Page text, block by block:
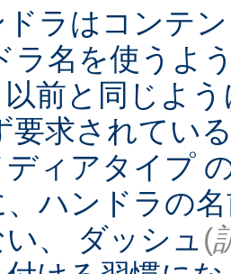
ラはコンテ
ラ名を使うよ
以前と同じよ
要求されてい
ディアタイプ
、ハンドラの
、 ダッシュ (